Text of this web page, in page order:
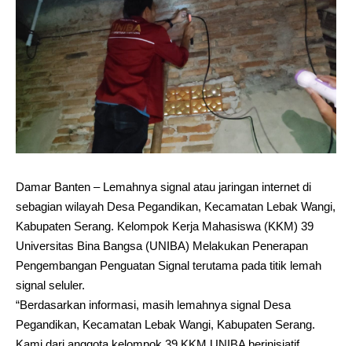
Damar Banten – Lemahnya signal atau jaringan internet di
sebagian wilayah Desa Pegandikan, Kecamatan Lebak Wangi,
Kabupaten Serang. Kelompok Kerja Mahasiswa (KKM) 39
Universitas Bina Bangsa (UNIBA) Melakukan Penerapan
Pengembangan Penguatan Signal terutama pada titik lemah
signal seluler.
“Berdasarkan informasi, masih lemahnya signal Desa
Pegandikan, Kecamatan Lebak Wangi, Kabupaten Serang.